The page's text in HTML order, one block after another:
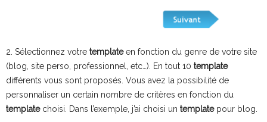
2. Sélectionnez votre templateen fonction du genre de votre site
(blog, site perso, professionnel, etc…). En tout 10 template
différents vous sont proposés. Vous avez la possibilité de
personnaliser un certain nombre de critères en fonction du
templatechoisi. Dans l’exemple, j’ai choisi un templatepour blog.